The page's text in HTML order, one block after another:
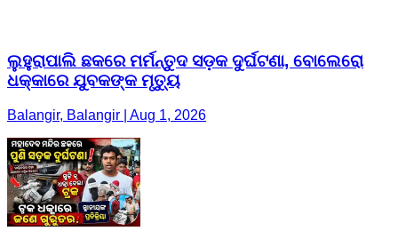
ଲୁହୁରାପାଲି ଛକରେ ମର୍ମନ୍ତୁଦ ସଡ଼କ ଦୁର୍ଘଟଣା, ବୋଲେରୋ
ଧକ୍କାରେ ଯୁବକଙ୍କ ମୃତ୍ୟୁ
Balangir, Balangir | Aug 1, 2026